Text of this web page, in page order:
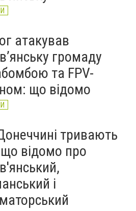
атакував
громаду
та FPV-
що відомо
тривають
що відомо про
і